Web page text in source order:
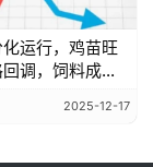
运行，鸡苗旺
调，饲料成本
2025-12-17